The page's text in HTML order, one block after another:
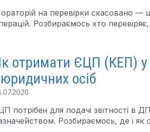
на перевірки скасовано
Розбираємось хто
отримати ЄЦП (КЕП) у
юридичних осіб
потрібен для подачі звітності в
Розбираємось, де і